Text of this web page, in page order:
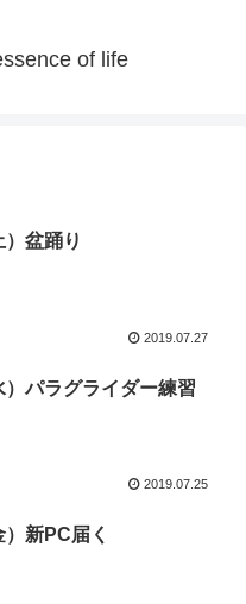
of life
盆踊り
2019.07.27
）パラグライダー練習
2019.07.25
新PC届く